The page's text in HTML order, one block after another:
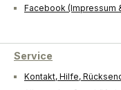
Facebook (Impressum
Service
Kontakt, Hilfe,